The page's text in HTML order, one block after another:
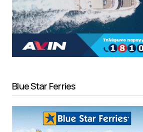
Blue Star Ferries